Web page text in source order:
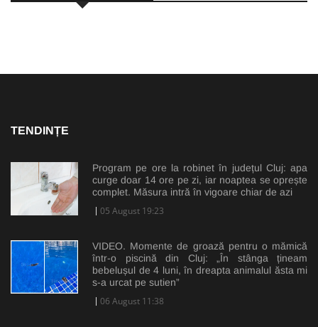
TENDINȚE
Program pe ore la robinet în județul Cluj: apa
curge doar 14 ore pe zi, iar noaptea se oprește
complet. Măsura intră în vigoare chiar de azi
05 August 19:23
VIDEO. Momente de groază pentru o mămică
într-o piscină din Cluj: „În stânga țineam
bebelușul de 4 luni, în dreapta animalul ăsta mi
s-a urcat pe sutien”
06 August 11:38